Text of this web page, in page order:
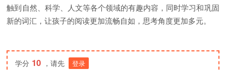
触到自然、科学、人文等各个领域的有趣内容，同时学习和巩固
新的词汇，让孩子的阅读更加流畅自如，思考角度更加多元。
学分 10 ，请先 登录